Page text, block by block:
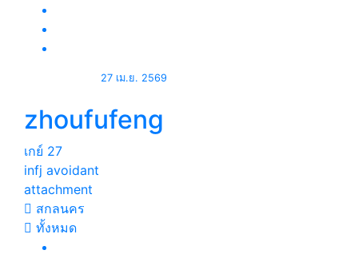
27 เม.ย. 2569
zhoufufeng
เกย์ 27
infj avoidant
attachment
สกลนคร
ทั้งหมด